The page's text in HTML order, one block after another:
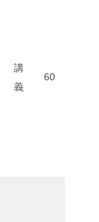
講
義
60